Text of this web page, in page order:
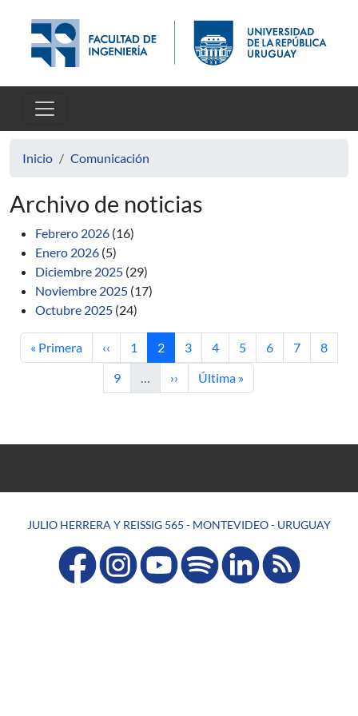
Inicio Comunicación
Archivo de noticias
Febrero 2026 (16)
Enero 2026 (5)
Diciembre 2025 (29)
Noviembre 2025 (17)
Octubre 2025 (24)
Primera página
« Primera Página anterior
‹‹ Página
1 Página actual
2 Página
3 Página
4 Página
5 Página
6 Página
7 Página
8
Página
9 … Siguiente página
›› Última página
Última »
JULIO HERRERA Y REISSIG 565 - MONTEVIDEO - URUGUAY